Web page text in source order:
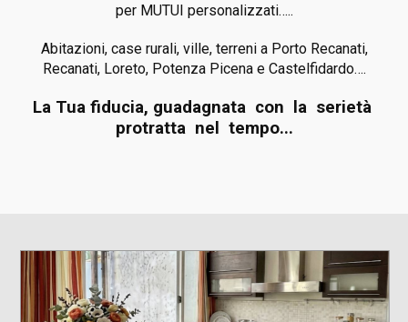
per MUTUI personalizzati…..
Abitazioni, case rurali, ville, terreni a Porto Recanati,
Recanati, Loreto, Potenza Picena e Castelfidardo….
La Tua fiducia, guadagnata con la serietà
protratta nel tempo...